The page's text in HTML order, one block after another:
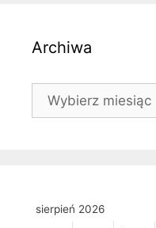
Archiwa
Archiwa
sierpień 2026